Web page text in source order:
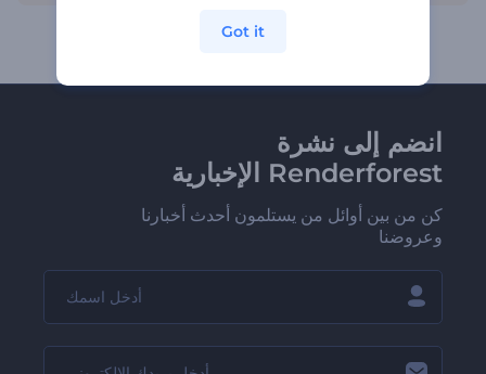
انضم إلى نشرة
Renderforest الإخبارية
كن من بين أوائل من يستلمون أحدث أخبارنا
وعروضنا
Got it